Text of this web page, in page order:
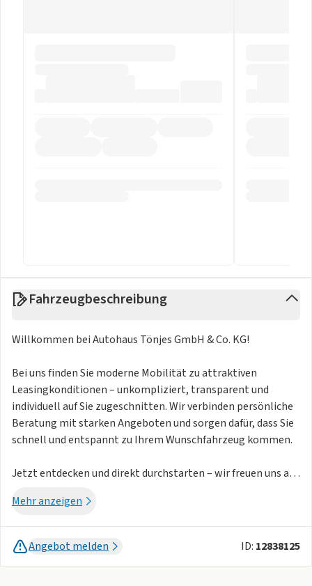
Fahrzeugbeschreibung
Willkommen bei Autohaus Tönjes GmbH & Co. KG!
Bei uns finden Sie moderne Mobilität zu attraktiven
Leasingkonditionen – unkompliziert, transparent und
individuell auf Sie zugeschnitten. Wir verbinden persönliche
Beratung mit starken Angeboten und sorgen dafür, dass Sie
schnell und entspannt zu Ihrem Wunschfahrzeug kommen.
Jetzt entdecken und direkt durchstarten – wir freuen uns auf
- Agate Black Metallic
Mehr anzeigen
Angebot melden ID: 12838125